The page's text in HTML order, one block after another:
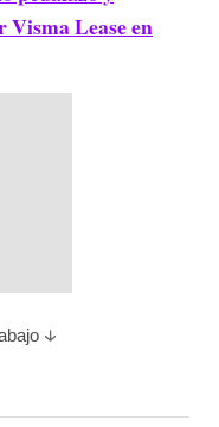
Visma Lease en